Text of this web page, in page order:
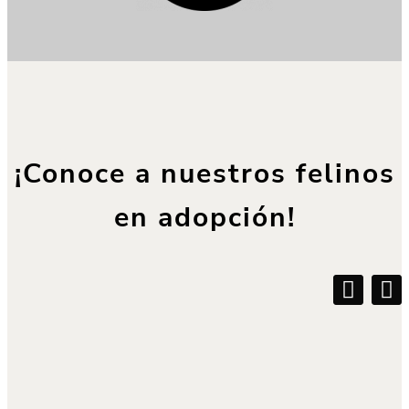
¡Conoce a nuestros felinos
en adopción!